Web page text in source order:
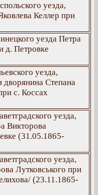
уезда,
Келлер при
уезда Петра
д. Петровке
уезда,
дворянина Степана
с. Коссах
уезда,
Викторова
(31.05.1865-
уезда,
Лутковського при
(23.11.1865-